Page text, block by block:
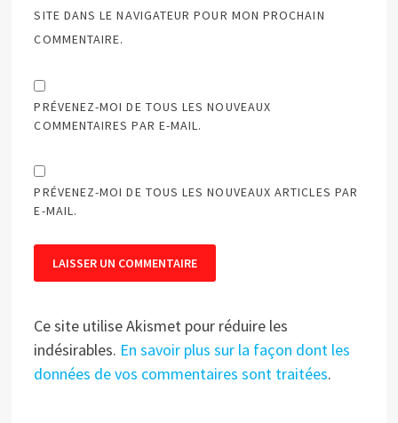
SITE DANS LE NAVIGATEUR POUR MON PROCHAIN
COMMENTAIRE.
PRÉVENEZ-MOI DE TOUS LES NOUVEAUX
COMMENTAIRES PAR E-MAIL.
PRÉVENEZ-MOI DE TOUS LES NOUVEAUX ARTICLES PAR
E-MAIL.
Ce site utilise Akismet pour réduire les
indésirables. En savoir plus sur la façon dont les
données de vos commentaires sont traitées.